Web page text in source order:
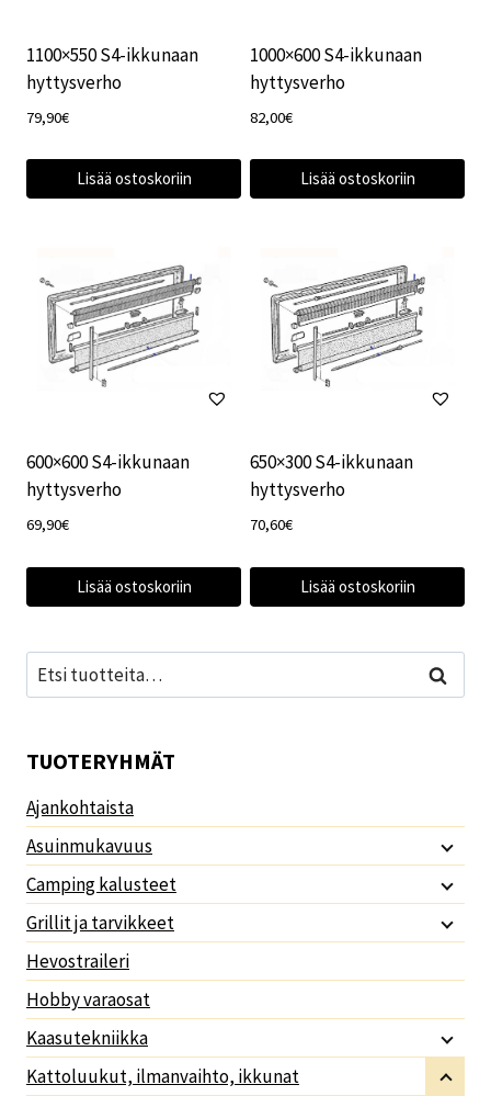
1100×550 S4-ikkunaan
hyttysverho
79,90€
Lisää ostoskoriin
1000×600 S4-ikkunaan
hyttysverho
82,00€
Lisää ostoskoriin
600×600 S4-ikkunaan
hyttysverho
69,90€
Lisää ostoskoriin
650×300 S4-ikkunaan
hyttysverho
70,60€
Lisää ostoskoriin
Etsi: Haku
TUOTERYHMÄT
Ajankohtaista
Asuinmukavuus
Camping kalusteet
Grillit ja tarvikkeet
Hevostraileri
Hobby varaosat
Kaasutekniikka
Kattoluukut, ilmanvaihto, ikkunat